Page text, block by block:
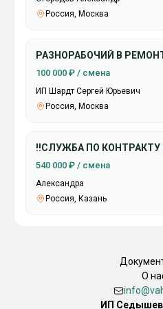
Россия, Москва
РАЗНОРАБОЧИЙ В
100 000 ₽ / смена
ИП Шардт Сергей Юрьевич
Россия, Москва
‼️СЛУЖБА ПО КОНТРАКТУ
540 000 ₽ / смена
Александра
Россия, Казань
О
ИП Седышев